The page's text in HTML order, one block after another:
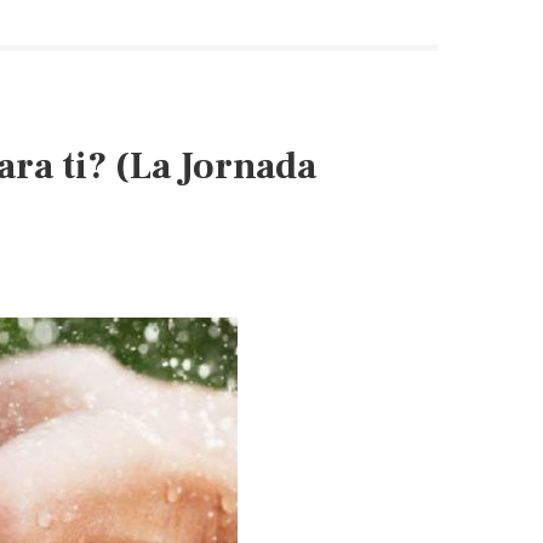
ti? (La Jornada